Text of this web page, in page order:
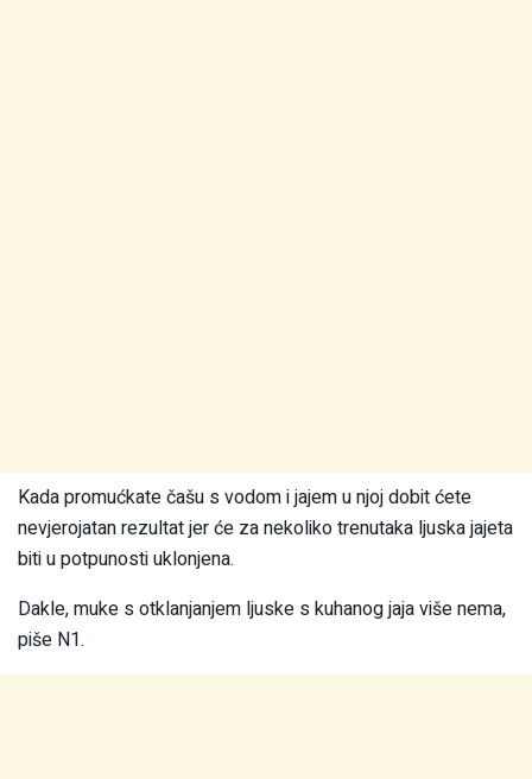
Kada promućkate čašu s vodom i jajem u njoj dobit ćete
nevjerojatan rezultat jer će za nekoliko trenutaka ljuska jajeta
biti u potpunosti uklonjena.
Dakle, muke s otklanjanjem ljuske s kuhanog jaja više nema,
piše N1.